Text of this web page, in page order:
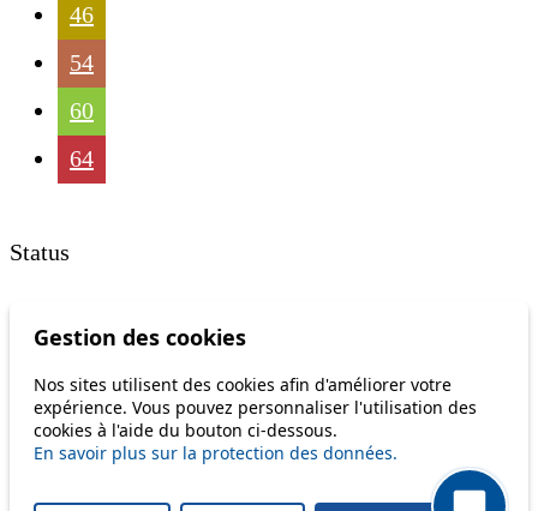
46
54
60
64
Status
Information
Disruption to come
Reset filters
Only lines affected by disruptions are listed above.
Gestion des cookies
Nos sites utilisent des cookies afin d'améliorer votre
expérience. Vous pouvez personnaliser l'utilisation des
cookies à l'aide du bouton ci-dessous.
En savoir plus sur la protection des données.